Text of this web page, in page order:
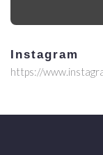
Instagram
https://